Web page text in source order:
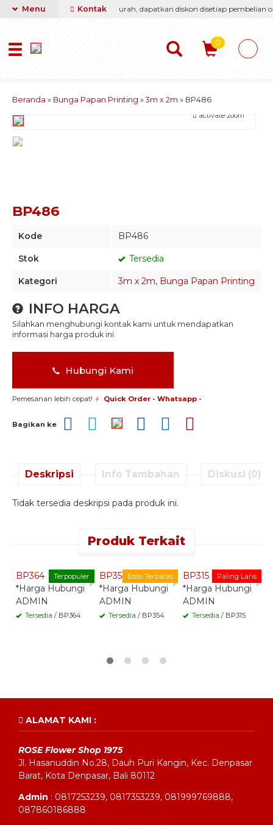
berikan yang terbaik & termurah, dapatkan diskon disetiap pembelian
Menu Kontak
0
Beranda » Bunga Papan Printing »3m x 2m » BP486
activate zoom
BP486
Kode BP486
Stok Tersedia
Kategori 3m x 2m, Bunga Papan Printing
INFO HARGA
Silahkan menghubungi kontak kami untuk mendapatkan
informasi harga produk ini.
Hubungi Kami
Pemesanan lebih cepat! Quick Order - Whatsapp -
Bagikan ke
Deskripsi Info Tambahan Diskusi (0)
Tidak tersedia deskripsi pada produk ini.
Produk Terkait
Terpopuler
BP364
*Harga Hubungi
ADMIN
Tersedia / BP364
Quick Order -
Edisi Terbatas
BP354
*Harga Hubungi
ADMIN
Tersedia / BP354
Paling Laris
BP315
*Harga Hubungi
ADMIN
Tersedia / BP315
ALAMAT KAMI :
ROSE Flower Shop 1975
Jl. Hasanuddin No.28, Dauh Puri Kangin, Kec. Denpasar
Barat, Kota Denpasar, Bali 80112
Admin : 0817253239, 0817353239, 081999769888,
087860186888